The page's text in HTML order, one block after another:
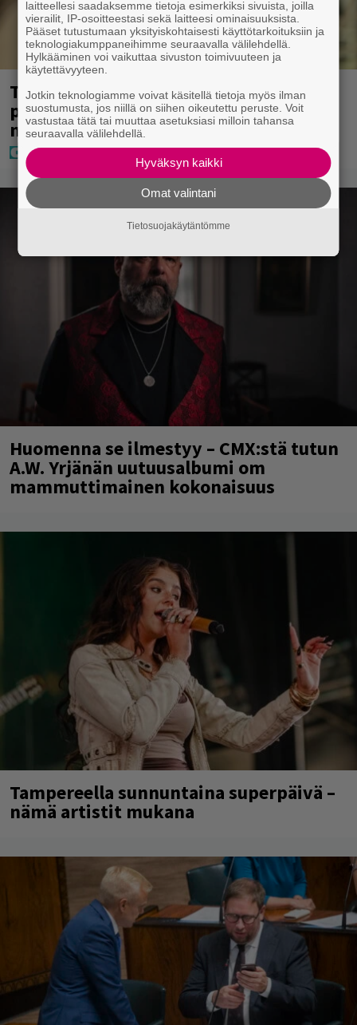
Tältä näyttää Vappu Pimiän
perhelomalla Portugalissa – ”Kaunis
mekko”
Huomenna se ilmestyy – CMX:stä tutun
A.W. Yrjänän uutuusalbumi om
mammuttimainen kokonaisuus
Tampereella sunnuntaina superpäivä –
nämä artistit mukana
laitteellesi saadaksemme tietoja esimerkiksi sivuista, joilla
vierailit, IP-osoitteestasi sekä laitteesi ominaisuuksista.
Pääset tutustumaan yksityiskohtaisesti käyttötarkoituksiin ja
teknologiakumppaneihimme seuraavalla välilehdellä.
Hylkääminen voi vaikuttaa sivuston toimivuuteen ja
käytettävyyteen.
Jotkin teknologiamme voivat käsitellä tietoja myös ilman
suostumusta, jos niillä on siihen oikeutettu peruste. Voit
vastustaa tätä tai muuttaa asetuksiasi milloin tahansa
seuraavalla välilehdellä.
Hyväksyn kaikki
Omat valintani
Tietosuojakäytäntömme